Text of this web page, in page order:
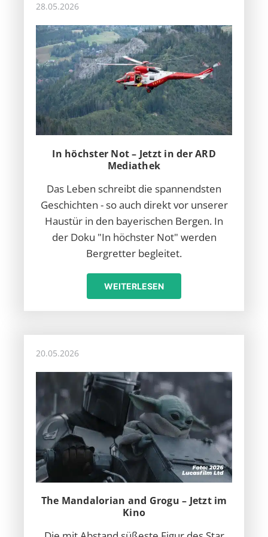
28.05.2026
In höchster Not – Jetzt in der ARD
Mediathek
Das Leben schreibt die spannendsten
Geschichten - so auch direkt vor unserer
Haustür in den bayerischen Bergen. In
der Doku "In höchster Not" werden
Bergretter begleitet.
WEITERLESEN
20.05.2026
The Mandalorian and Grogu – Jetzt im
Kino